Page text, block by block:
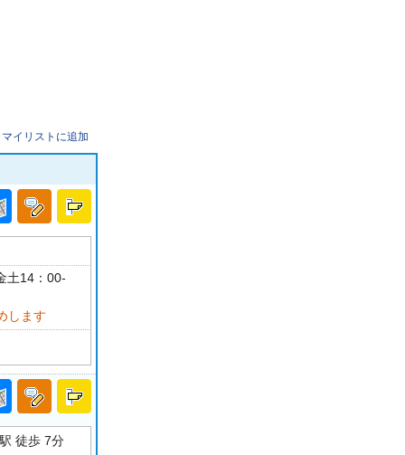
マイリストに追加
土14：00-
します
徒歩 7分